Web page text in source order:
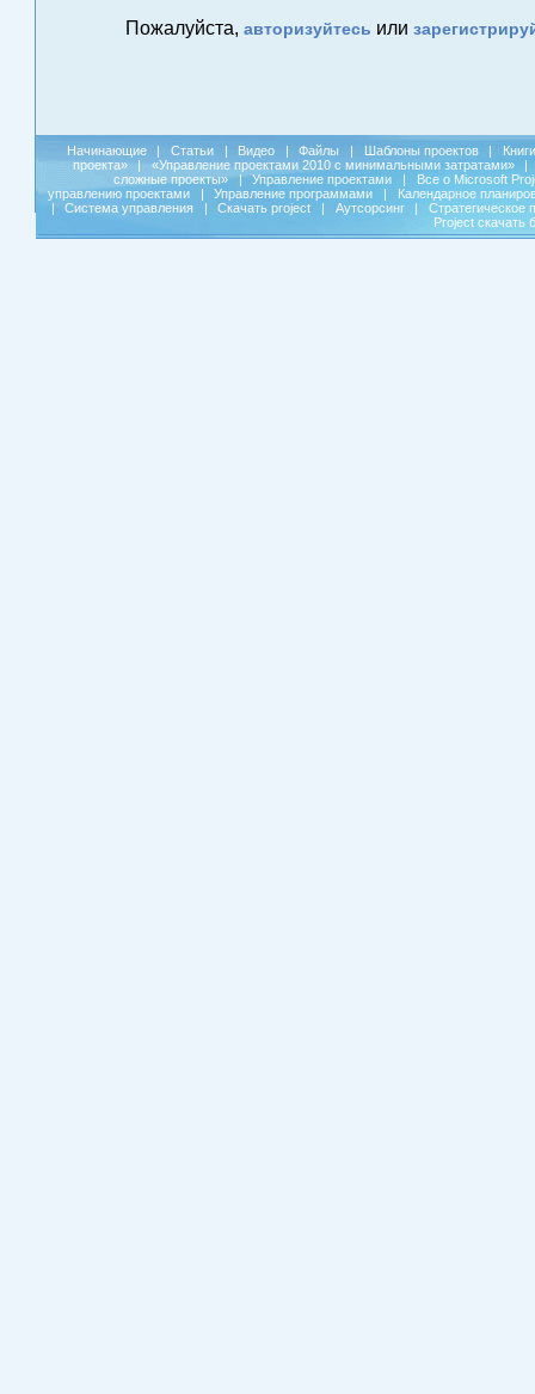
Пожалуйста, авторизуйтесь или
Начинающие | Статьи | Видео | Файлы | Шаблоны проектов |
Книги
проекта»
| «Управление проектами 2010 с минимальными затратами»
|
сложные проекты»
| Управление проектами |
Все о Microsoft
управлению проектами
| Управление программами |
Календарное
|
Система управления | Скачать project | Аутсорсинг |
Стратегическое
Project скачать